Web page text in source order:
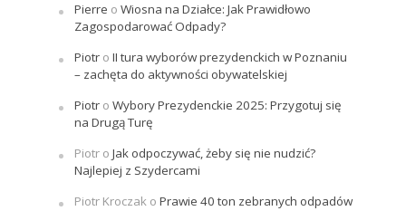
Pierre o Wiosna na Działce: Jak Prawidłowo
Zagospodarować Odpady?
Piotro II tura wyborów prezydenckich w Poznaniu
– zachęta do aktywności obywatelskiej
Piotro Wybory Prezydenckie 2025: Przygotuj się
na Drugą Turę
Piotro Jak odpoczywać, żeby się nie nudzić?
Najlepiej z Szydercami
Piotr Kroczako Prawie 40 ton zebranych odpadów